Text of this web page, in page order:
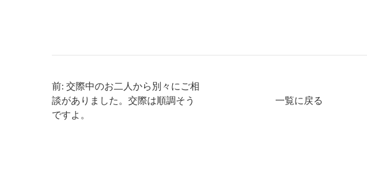
前: 交際中のお二人から別々にご相
談がありました。交際は順調そう
ですよ。
一覧に戻る